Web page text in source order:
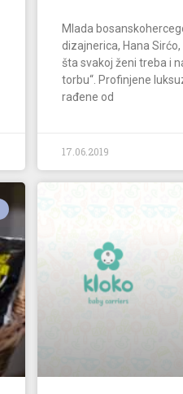
Mlada
dizajnerica, Hana
šta svakoj ženi treba i
torbu“. Profinjene
rađene od
17.06.2019